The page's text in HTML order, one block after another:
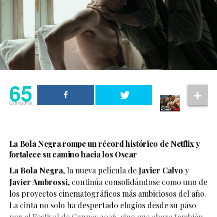
65
Compartir
La Bola Negra rompe un récord histórico de Netflix y
fortalece su camino hacia los Oscar
La Bola Negra, la nueva película de Javier Calvo y
Javier Ambrossi, continúa consolidándose como uno de
los proyectos cinematográficos más ambiciosos del año.
La cinta no solo ha despertado elogios desde su paso